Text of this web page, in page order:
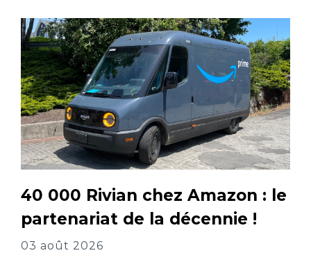
40 000 Rivian chez Amazon : le
partenariat de la décennie !
03 août 2026